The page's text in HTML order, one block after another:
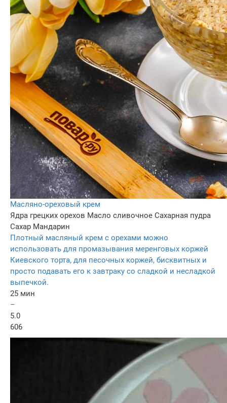
Масляно-ореховый крем
Ядра грецких орехов Масло сливочное Сахарная пудра
Сахар Мандарин
Плотный масляный крем с орехами можно
использовать для промазывания меренговых коржей
Киевского торта, для песочных коржей, бисквитных и
просто подавать его к завтраку со сладкой и несладкой
выпечкой.
25 мин
–
5.0
606